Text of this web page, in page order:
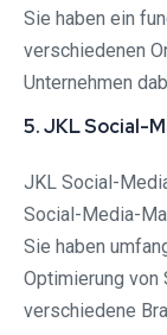
Sie haben ein
verschiedenen
Unternehmen
5. JKL Social-
JKL Social-
Social-Media-
Sie haben
Optimierung von
verschiedene